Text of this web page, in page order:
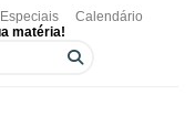
Calendário
matéria!